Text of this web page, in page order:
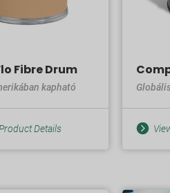
Fibre Drum
kapható
Details